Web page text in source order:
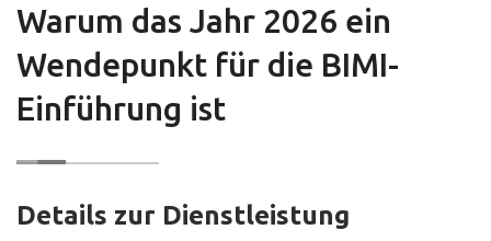
Warum das Jahr 2026 ein
Wendepunkt für die BIMI-
Einführung ist
Details zur Dienstleistung